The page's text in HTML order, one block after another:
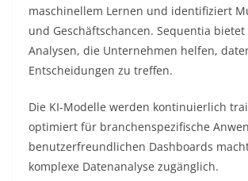
maschinellem Lernen und identifiziert
und Geschäftschancen. Sequentia
Analysen, die Unternehmen helfen,
Entscheidungen zu treffen.​
Die KI-Modelle werden kontinuierlich
optimiert für branchenspezifische
benutzerfreundlichen Dashboards
komplexe Datenanalyse zugänglich.​